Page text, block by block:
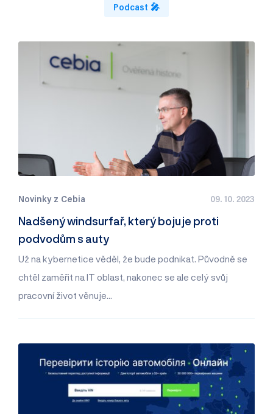
Podcast 🎤
Novinky z Cebia 09. 10. 2023
Nadšený windsurfař, který bojuje proti
podvodům s auty
Už na kybernetice věděl, že bude podnikat. Původně se
chtěl zaměřit na IT oblast, nakonec se ale celý svůj
pracovní život věnuje…